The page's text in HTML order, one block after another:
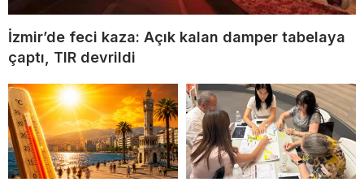
İzmir’de feci kaza: Açık kalan damper tabelaya
çaptı, TIR devrildi